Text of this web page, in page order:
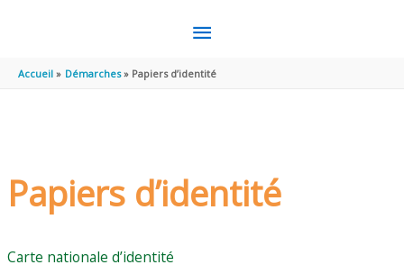
MENU
PRINCIPAL
Accueil Démarches Papiers d’identité
Papiers d’identité
Carte nationale d’identité